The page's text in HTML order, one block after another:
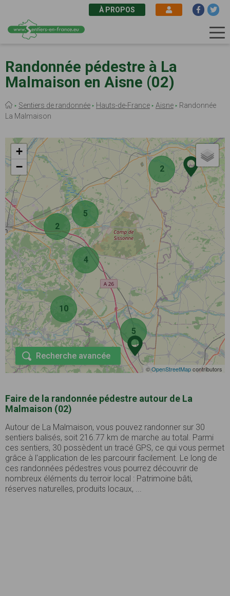
au
contenu
principal
À PROPOS
Randonnée pédestre à La
Malmaison en Aisne (02)
Fil
d'Ariane
Sentiers de randonnée Hauts-de-France Aisne
Randonnée
La Malmaison
2
2
10
5
4
5
+
−
©OpenStreetMapcontributors
Recherche avancée
Faire de la randonnée pédestre autour de La
Malmaison (02)
Autour de La Malmaison, vous pouvez randonner sur 30
sentiers balisés, soit 216.77 km de marche au total. Parmi
ces sentiers, 30 possèdent un tracé GPS, ce qui vous permet
grâce à l'application de les parcourir facilement. Le long de
ces randonnées pédestres vous pourrez découvrir de
nombreux éléments du terroir local : Patrimoine bâti,
réserves naturelles, produits locaux, ...